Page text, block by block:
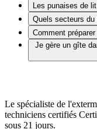
Les punaises de
Quels secteurs du
Comment
Je gère un gîte
Le spécialiste de
techniciens certifiés
sous 21 jours.